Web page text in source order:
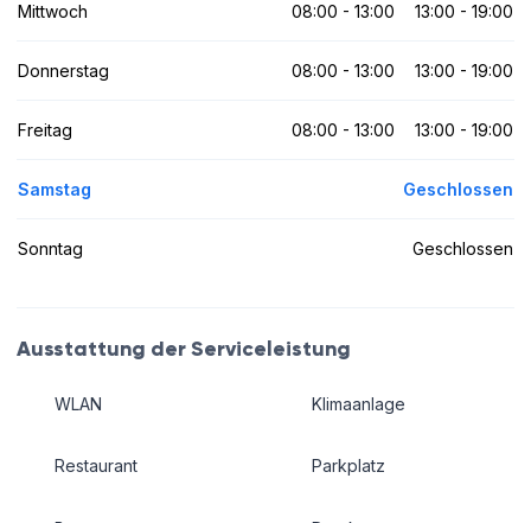
Mittwoch 08:00 - 13:00 13:00 - 19:00
Donnerstag 08:00 - 13:00 13:00 - 19:00
Freitag 08:00 - 13:00 13:00 - 19:00
Samstag Geschlossen
Sonntag Geschlossen
Ausstattung der Serviceleistung
WLAN
Restaurant
Klimaanlage
Parkplatz